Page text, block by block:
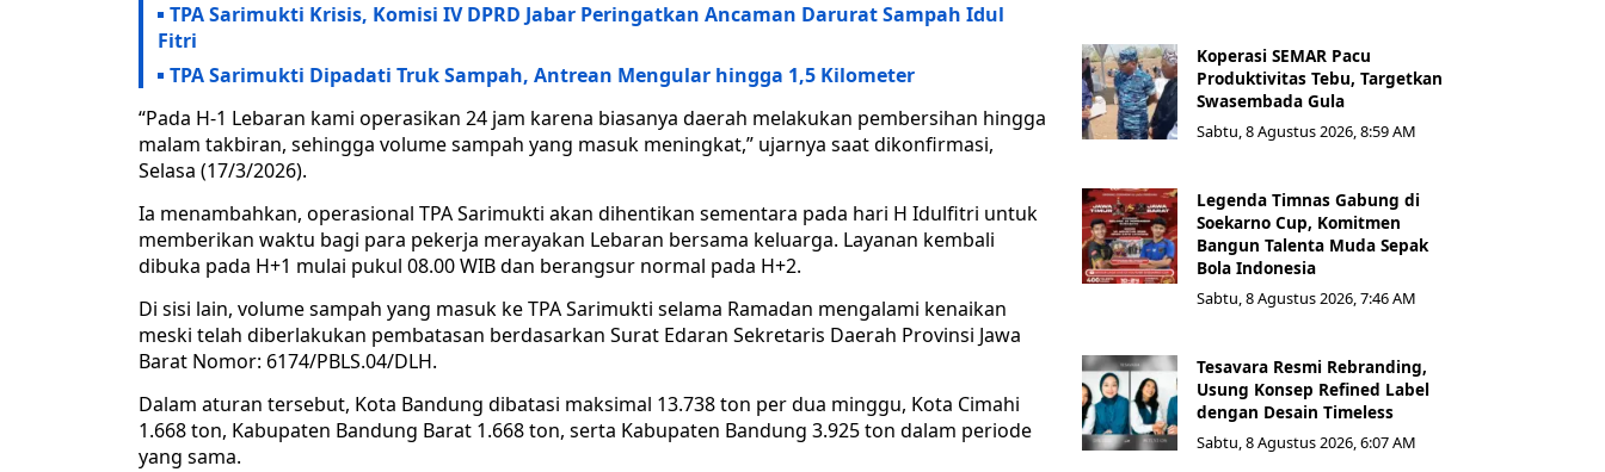
TPA Sarimukti Krisis, Komisi IV DPRD Jabar Peringatkan Ancaman Darurat Sampah Idul
Fitri
TPA Sarimukti Dipadati Truk Sampah, Antrean Mengular hingga 1,5 Kilometer
“Pada H-1 Lebaran kami operasikan 24 jam karena biasanya daerah melakukan pembersihan hingga
malam takbiran, sehingga volume sampah yang masuk meningkat,” ujarnya saat dikonfirmasi,
Selasa (17/3/2026).
Ia menambahkan, operasional TPA Sarimukti akan dihentikan sementara pada hari H Idulfitri untuk
memberikan waktu bagi para pekerja merayakan Lebaran bersama keluarga. Layanan kembali
dibuka pada H+1 mulai pukul 08.00 WIB dan berangsur normal pada H+2.
Di sisi lain, volume sampah yang masuk ke TPA Sarimukti selama Ramadan mengalami kenaikan
meski telah diberlakukan pembatasan berdasarkan Surat Edaran Sekretaris Daerah Provinsi Jawa
Barat Nomor: 6174/PBLS.04/DLH.
Dalam aturan tersebut, Kota Bandung dibatasi maksimal 13.738 ton per dua minggu, Kota Cimahi
1.668 ton, Kabupaten Bandung Barat 1.668 ton, serta Kabupaten Bandung 3.925 ton dalam periode
yang sama.
Koperasi SEMAR Pacu
Produktivitas Tebu, Targetkan
Swasembada Gula
Sabtu, 8 Agustus 2026, 8:59 AM
Legenda Timnas Gabung di
Soekarno Cup, Komitmen
Bangun Talenta Muda Sepak
Bola Indonesia
Sabtu, 8 Agustus 2026, 7:46 AM
Tesavara Resmi Rebranding,
Usung Konsep Refined Label
dengan Desain Timeless
Sabtu, 8 Agustus 2026, 6:07 AM